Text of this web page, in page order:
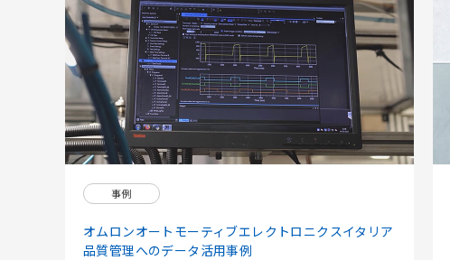
事例
オムロンオートモーティブエレクトロニクスイタリア
品質管理へのデータ活用事例